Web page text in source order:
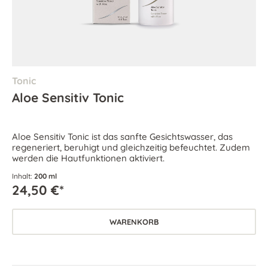
Tonic
Aloe Sensitiv Tonic
Aloe Sensitiv Tonic ist das sanfte Gesichtswasser, das
regeneriert, beruhigt und gleichzeitig befeuchtet. Zudem
werden die Hautfunktionen aktiviert.
Inhalt: 200 ml
24,50 €*
WARENKORB